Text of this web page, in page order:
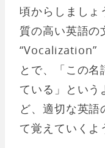
頃からしましょ
質の高い英語の
“Vocalization”
とで、「この
ている」という
ど、適切な英語
て覚えていくよ